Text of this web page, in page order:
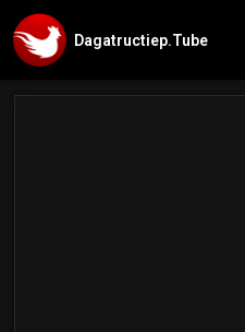
Dagatructiep.Tube